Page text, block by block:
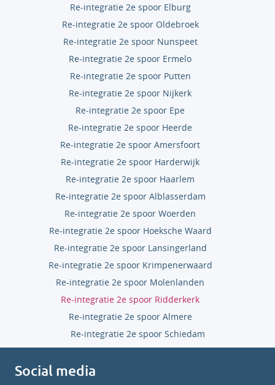
Re-integratie 2e spoor Elburg
Re-integratie 2e spoor Oldebroek
Re-integratie 2e spoor Nunspeet
Re-integratie 2e spoor Ermelo
Re-integratie 2e spoor Putten
Re-integratie 2e spoor Nijkerk
Re-integratie 2e spoor Epe
Re-integratie 2e spoor Heerde
Re-integratie 2e spoor Amersfoort
Re-integratie 2e spoor Harderwijk
Re-integratie 2e spoor Haarlem
Re-integratie 2e spoor Alblasserdam
Re-integratie 2e spoor Woerden
Re-integratie 2e spoor Hoeksche Waard
Re-integratie 2e spoor Lansingerland
Re-integratie 2e spoor Krimpenerwaard
Re-integratie 2e spoor Molenlanden
Re-integratie 2e spoor Ridderkerk
Re-integratie 2e spoor Almere
Re-integratie 2e spoor Schiedam
Social media